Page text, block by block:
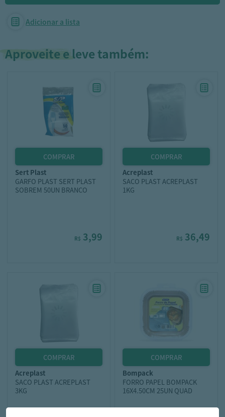
Adicionar a lista
Aproveite e leve também:
sert plast
GARFO PLAST SERT PLAST
SOBREM 50UN BRANCO
R$ 3,99
acreplast
SACO PLAST ACREPLAST
1KG
R$ 36,49
acreplast
SACO PLAST ACREPLAST
3KG
bompack
FORRO PAPEL BOMPACK
16X4.50CM 25UN QUAD